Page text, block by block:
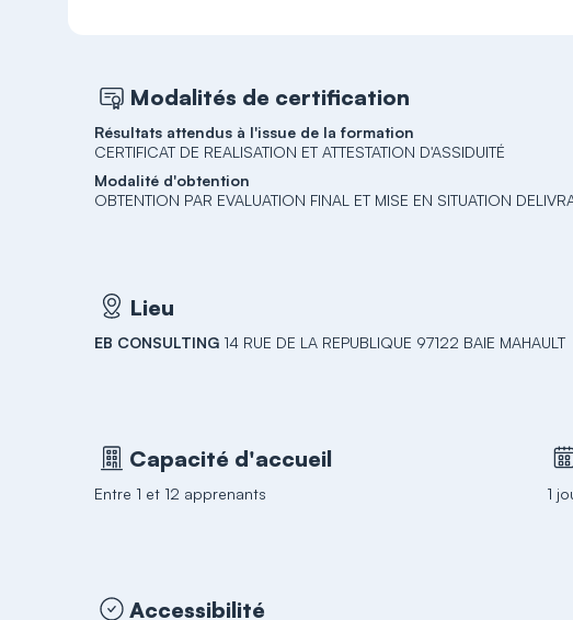
Modalités de certification
Résultats attendus à l'issue de la formation
CERTIFICAT DE REALISATION ET ATTESTATION D'ASSIDUITÉ
Modalité d'obtention
OBTENTION PAR EVALUATION FINAL ET MISE EN SITUATION
Lieu
EB CONSULTING 14 RUE DE LA REPUBLIQUE 97122 BAIE MAHAULT
Capacité d'accueil
Entre 1 et 12 apprenants 1
Accessibilité